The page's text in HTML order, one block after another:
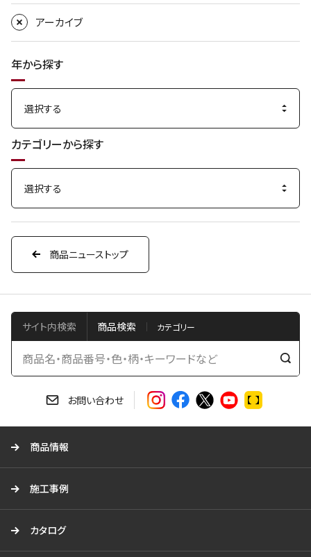
アーカイブ
年から探す
カテゴリーから探す
商品ニューストップ
サイト内検索 商品検索
検
お問い合わせ
商品情報
施工事例
カタログ